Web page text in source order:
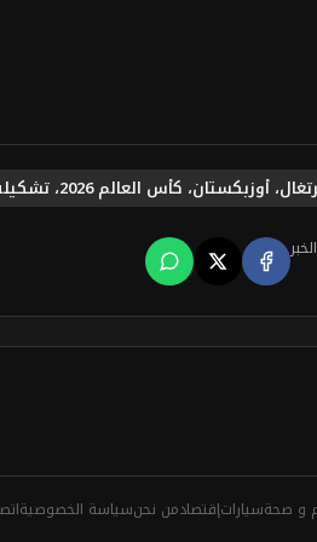
كأس العالم 2026، تشكيلة البرتغال، روبرتو مارتينيز، كريستيانو رونالدو، هيوستن
و صحةسياراتإقتصادمن نحنسياسة الخصوصية